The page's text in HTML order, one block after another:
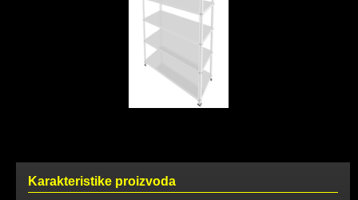
Karakteristike proizvoda